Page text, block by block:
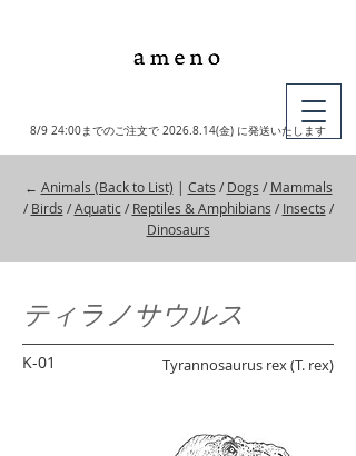
8/9 24:00までのご注文で 2026.8.14(金) に発送いたします
← Animals (Back to List) | Cats / Dogs / Mammals
/ Birds /Aquatic/ Reptiles & Amphibians / Insects /
Dinosaurs
ティラノサウルス
K-01 Tyrannosaurus rex (T. rex)